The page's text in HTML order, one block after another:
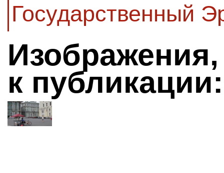
Государственный
к публикации: